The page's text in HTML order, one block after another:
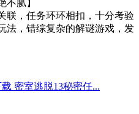
不腻】
联，任务环环相扣，十分考验
法，错综复杂的解谜游戏，发
密室逃脱13秘密任...